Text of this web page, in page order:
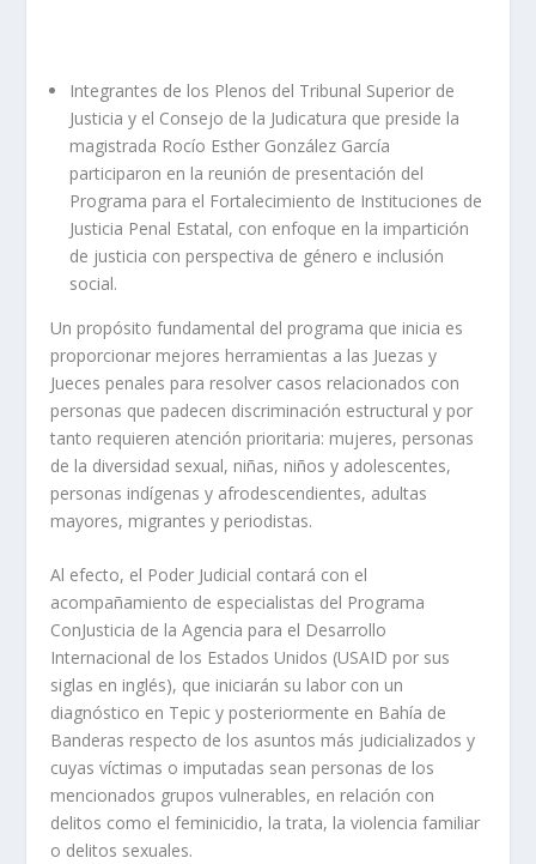
Integrantes de los Plenos del Tribunal Superior de
Justicia y el Consejo de la Judicatura que preside la
magistrada Rocío Esther González García
participaron en la reunión de presentación del
Programa para el Fortalecimiento de Instituciones de
Justicia Penal Estatal, con enfoque en la impartición
de justicia con perspectiva de género e inclusión
social.
Un propósito fundamental del programa que inicia es
proporcionar mejores herramientas a las Juezas y
Jueces penales para resolver casos relacionados con
personas que padecen discriminación estructural y por
tanto requieren atención prioritaria: mujeres, personas
de la diversidad sexual, niñas, niños y adolescentes,
personas indígenas y afrodescendientes, adultas
mayores, migrantes y periodistas.
Al efecto, el Poder Judicial contará con el
acompañamiento de especialistas del Programa
ConJusticia de la Agencia para el Desarrollo
Internacional de los Estados Unidos (USAID por sus
siglas en inglés), que iniciarán su labor con un
diagnóstico en Tepic y posteriormente en Bahía de
Banderas respecto de los asuntos más judicializados y
cuyas víctimas o imputadas sean personas de los
mencionados grupos vulnerables, en relación con
delitos como el feminicidio, la trata, la violencia familiar
o delitos sexuales.